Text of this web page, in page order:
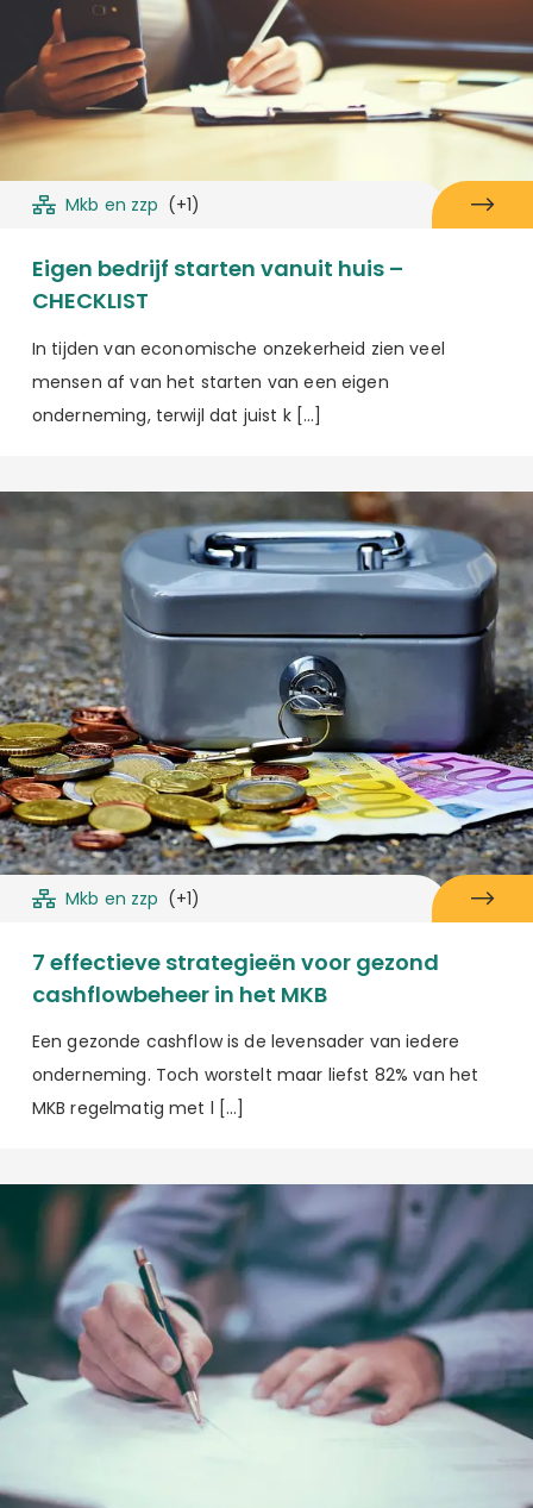
Mkb en zzp (+1)
Eigen bedrijf starten vanuit huis –
CHECKLIST
In tijden van economische onzekerheid zien veel
mensen af van het starten van een eigen
onderneming, terwijl dat juist k […]
Mkb en zzp (+1)
7 effectieve strategieën voor gezond
cashflowbeheer in het MKB
Een gezonde cashflow is de levensader van iedere
onderneming. Toch worstelt maar liefst 82% van het
MKB regelmatig met l […]